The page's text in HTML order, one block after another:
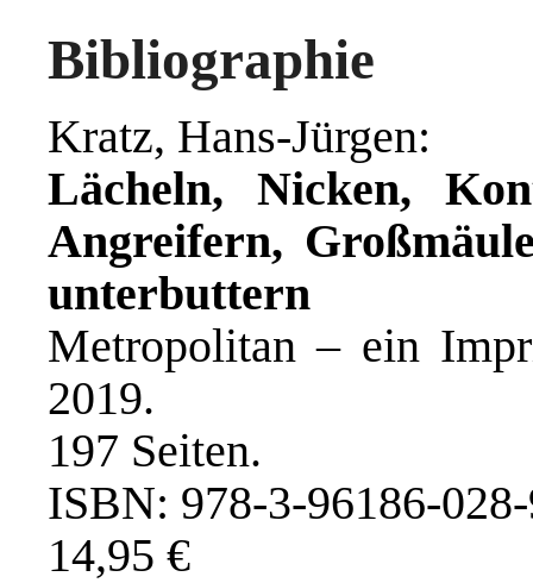
Bibliographie
Kratz, Hans-Jürgen:
Lächeln, Nicken,
Angreifern,
unterbuttern
Metropolitan – ein
2019.
197 Seiten.
ISBN: 978-3-96186-
14,95 €